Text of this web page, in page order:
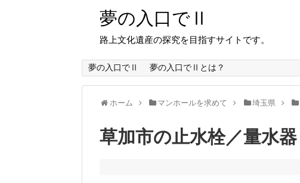
夢の入口でⅡ
路上文化遺産の探究を目指すサイトです。
夢の入口でⅡ 夢の入口でⅡとは？
ホーム マンホールを求めて 埼玉県
草加市の止水栓／量水器